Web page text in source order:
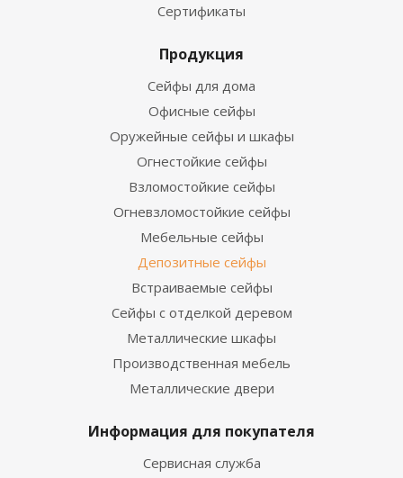
Сертификаты
Продукция
Сейфы для дома
Офисные сейфы
Оружейные сейфы и шкафы
Огнестойкие сейфы
Взломостойкие сейфы
Огневзломостойкие сейфы
Мебельные сейфы
Депозитные сейфы
Встраиваемые сейфы
Сейфы с отделкой деревом
Металлические шкафы
Производственная мебель
Металлические двери
Информация для покупателя
Сервисная служба